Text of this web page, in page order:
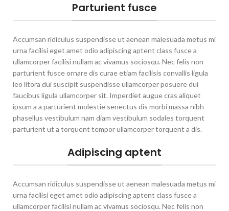
Parturient fusce
Accumsan ridiculus suspendisse ut aenean malesuada metus mi
urna facilisi eget amet odio adipiscing aptent class fusce a
ullamcorper facilisi nullam ac vivamus sociosqu. Nec felis non
parturient fusce ornare dis curae etiam facilisis convallis ligula
leo litora dui suscipit suspendisse ullamcorper posuere dui
faucibus ligula ullamcorper sit. Imperdiet augue cras aliquet
ipsum a a parturient molestie senectus dis morbi massa nibh
phasellus vestibulum nam diam vestibulum sodales torquent
parturient ut a torquent tempor ullamcorper torquent a dis.
Adipiscing aptent
Accumsan ridiculus suspendisse ut aenean malesuada metus mi
urna facilisi eget amet odio adipiscing aptent class fusce a
ullamcorper facilisi nullam ac vivamus sociosqu. Nec felis non